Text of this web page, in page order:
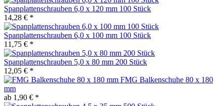
Spanplattenschrauben 6,0 x 120 mm 100 Stück
14,28 € *
Spanplattenschrauben 6,0 x 100 mm 100 Stück
11,75 € *
Spanplattenschrauben 5,0 x 80 mm 200 Stück
12,05 € *
FMG Balkenschuhe 80 x 180
mm
ab 1,90 € *